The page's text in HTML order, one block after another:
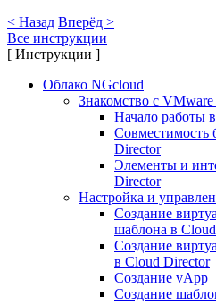
< Назад Вперёд >
Все инструкции
[ Инструкции ]
Облако NGcloud
Знакомство с
Начало работы
Совместимость
Director
Элементы и
Director
Настройка и
Создание
шаблона в
Создание
в Cloud Director
Создание vApp
Создание